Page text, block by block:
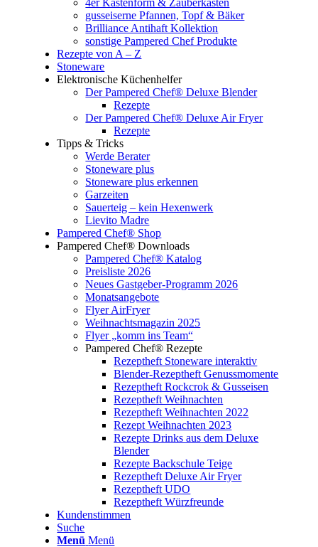
4er Kastenform & Zauberkasten
gusseiserne Pfannen, Topf & Bäker
Brilliance Antihaft Kollektion
sonstige Pampered Chef Produkte
Rezepte von A – Z
Stoneware
Elektronische Küchenhelfer
Der Pampered Chef® Deluxe Blender
Rezepte
Der Pampered Chef® Deluxe Air Fryer
Rezepte
Tipps & Tricks
Werde Berater
Stoneware plus
Stoneware plus erkennen
Garzeiten
Sauerteig – kein Hexenwerk
Lievito Madre
Pampered Chef® Shop
Pampered Chef® Downloads
Pampered Chef® Katalog
Preisliste 2026
Neues Gastgeber-Programm 2026
Monatsangebote
Flyer AirFryer
Weihnachtsmagazin 2025
Flyer „komm ins Team“
Pampered Chef® Rezepte
Rezeptheft Stoneware interaktiv
Blender-Rezeptheft Genussmomente
Rezeptheft Rockcrok & Gusseisen
Rezeptheft Weihnachten
Rezeptheft Weihnachten 2022
Rezept Weihnachten 2023
Rezepte Drinks aus dem Deluxe
Blender
Rezepte Backschule Teige
Rezeptheft Deluxe Air Fryer
Rezeptheft UDO
Rezeptheft Würzfreunde
Kundenstimmen
Suche
Menü Menü